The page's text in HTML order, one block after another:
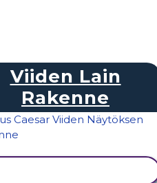
Viiden Lain
Rakenne